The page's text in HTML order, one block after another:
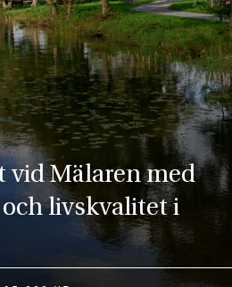
vid Mälaren med
livskvalitet i